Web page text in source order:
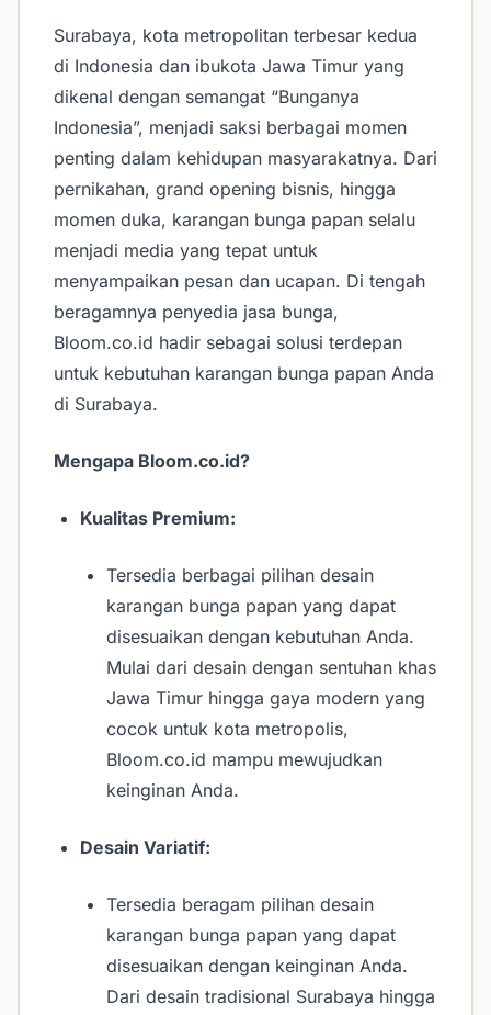
Surabaya, kota metropolitan terbesar kedua
di Indonesia dan ibukota Jawa Timur yang
dikenal dengan semangat “Bunganya
Indonesia”, menjadi saksi berbagai momen
penting dalam kehidupan masyarakatnya. Dari
pernikahan, grand opening bisnis, hingga
momen duka, karangan bunga papan selalu
menjadi media yang tepat untuk
menyampaikan pesan dan ucapan. Di tengah
beragamnya penyedia jasa bunga,
Bloom.co.id hadir sebagai solusi terdepan
untuk kebutuhan karangan bunga papan Anda
di Surabaya.
Mengapa Bloom.co.id?
Kualitas Premium:
Tersedia berbagai pilihan desain
karangan bunga papan yang dapat
disesuaikan dengan kebutuhan Anda.
Mulai dari desain dengan sentuhan khas
Jawa Timur hingga gaya modern yang
cocok untuk kota metropolis,
Bloom.co.id mampu mewujudkan
keinginan Anda.
Desain Variatif:
Tersedia beragam pilihan desain
karangan bunga papan yang dapat
disesuaikan dengan keinginan Anda.
Dari desain tradisional Surabaya hingga